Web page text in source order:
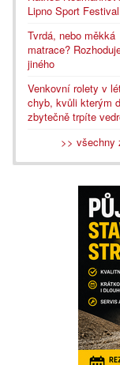
Lipno Sport
Tvrdá, nebo měkká
matrace?
jiného
Venkovní rolety v
chyb, kvůli kterým
zbytečně trpíte
>> všechny